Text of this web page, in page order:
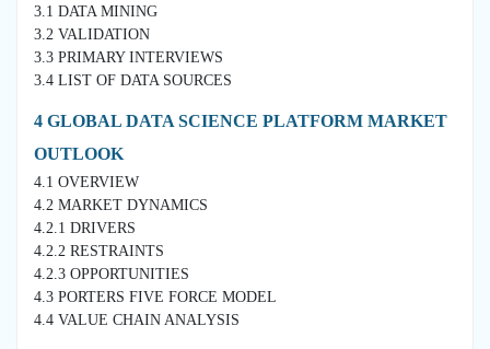
3.1 DATA MINING
3.2 VALIDATION
3.3 PRIMARY INTERVIEWS
3.4 LIST OF DATA SOURCES
4 GLOBAL DATA SCIENCE PLATFORM MARKET
OUTLOOK
4.1 OVERVIEW
4.2 MARKET DYNAMICS
4.2.1 DRIVERS
4.2.2 RESTRAINTS
4.2.3 OPPORTUNITIES
4.3 PORTERS FIVE FORCE MODEL
4.4 VALUE CHAIN ANALYSIS